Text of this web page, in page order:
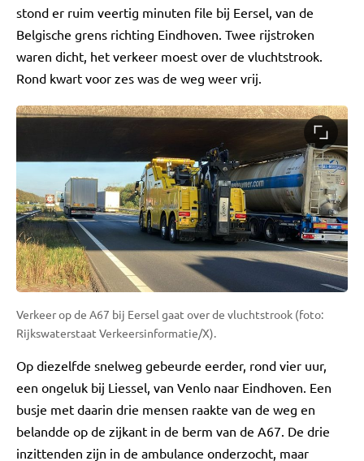
stond er ruim veertig minuten file bij Eersel, van de
Belgische grens richting Eindhoven. Twee rijstroken
waren dicht, het verkeer moest over de vluchtstrook.
Rond kwart voor zes was de weg weer vrij.
Verkeer op de A67 bij Eersel gaat over de vluchtstrook (foto:
Rijkswaterstaat Verkeersinformatie/X).
Op diezelfde snelweg gebeurde eerder, rond vier uur,
een ongeluk bij Liessel, van Venlo naar Eindhoven. Een
busje met daarin drie mensen raakte van de weg en
belandde op de zijkant in de berm van de A67. De drie
inzittenden zijn in de ambulance onderzocht, maar